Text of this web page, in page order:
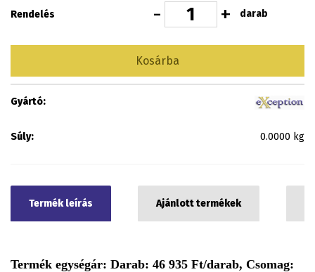
Rendelés - + darab
Kosárba
Gyártó:
Súly: 0.0000 kg
Termék leírás Ajánlott termékek
Termék egységár: Darab: 46 935 Ft/darab, Csomag: